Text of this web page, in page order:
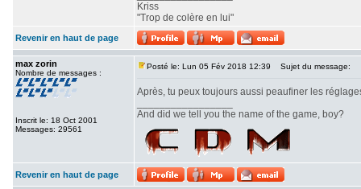
Kriss
"Trop de colère en lui"
Revenir en haut de page
max zorin
Nombre de messages :
Inscrit le: 18 Oct 2001
Messages: 29561
Posté le: Lun 05 Fév 2018 12:39 Sujet du message:
Après, tu peux toujours aussi peaufiner les
And did we tell you the name of the game, boy?
Revenir en haut de page